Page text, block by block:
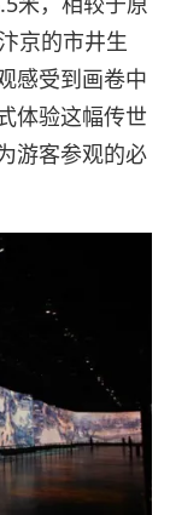
京的市井生
感受到画卷中
体验这幅传世
游客参观的必